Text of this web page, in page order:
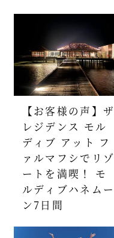
【お客様の声】ザ
レジデンス モル
ディブ アット フ
ァルマフシでリゾ
ートを満喫！ モ
ルディブハネムー
ン7日間